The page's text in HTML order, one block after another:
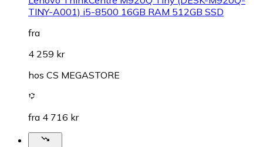
TINY-A001) i5-8500 16GB RAM 512GB SSD
fra
4 259 kr
hos CS MEGASTORE
fra 4 716 kr